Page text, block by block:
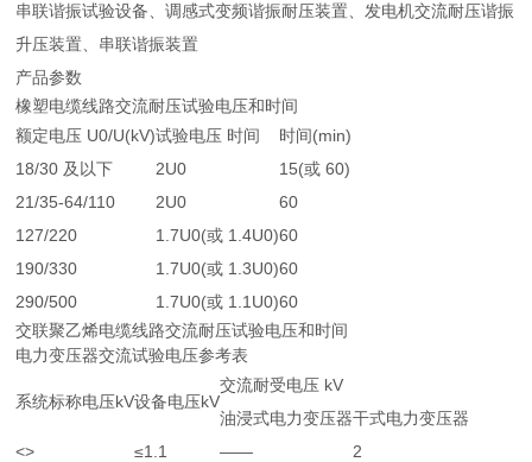
串联谐振试验设备、调感式变频谐振耐压装置、发电机交流耐压谐振
升压装置、串联谐振装置
产品参数
橡塑电缆线路交流耐压试验电压和时间
额定电压 U0/U(kV)试验电压 时间
时间(min)
18/30 及以下
2U0
15(或 60)
21/35-64/110
2U0
60
127/220
1.7U0(或 1.4U0)60
190/330
1.7U0(或 1.3U0)60
290/500
1.7U0(或 1.1U0)60
交联聚乙烯电缆线路交流耐压试验电压和时间
电力变压器交流试验电压参考表
系统标称电压kV设备电压kV
交流耐受电压 kV
油浸式电力变压器干式电力变压器
<>
≤1.1 ——
2